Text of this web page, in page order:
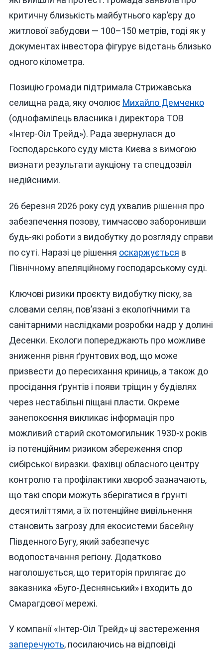
критичну близькість майбутнього кар’єру до
житлової забудови — 100–150 метрів, тоді як у
документах інвестора фігурує відстань близько
одного кілометра.
Позицію громади підтримала Стрижавська
селищна рада, яку очолює Михайло Демченко
(однофамілець власника і директора ТОВ
«Інтер-Оіл Трейд»). Рада звернулася до
Господарського суду міста Києва з вимогою
визнати результати аукціону та спецдозвіл
недійсними.
26 березня 2026 року суд ухвалив рішення про
забезпечення позову, тимчасово заборонивши
будь-які роботи з видобутку до розгляду справи
по суті. Наразі це рішення оскаржується в
Північному апеляційному господарському суді.
Ключові ризики проєкту видобутку піску, за
словами селян, пов’язані з екологічними та
санітарними наслідками розробки надр у долині
Десенки. Екологи попереджають про можливе
зниження рівня ґрунтових вод, що може
призвести до пересихання криниць, а також до
просідання ґрунтів і появи тріщин у будівлях
через нестабільні піщані пласти. Окреме
занепокоєння викликає інформація про
можливий старий скотомогильник 1930-х років
із потенційним ризиком збереження спор
сибірської виразки. Фахівці обласного центру
контролю та профілактики хвороб зазначають,
що такі спори можуть зберігатися в ґрунті
десятиліттями, а їх потенційне вивільнення
становить загрозу для екосистеми басейну
Південного Бугу, який забезпечує
водопостачання регіону. Додатково
наголошується, що територія прилягає до
заказника «Буго-Деснянський» і входить до
Смарагдової мережі.
У компанії «Інтер-Оіл Трейд» ці застереження
заперечують, посилаючись на відповіді